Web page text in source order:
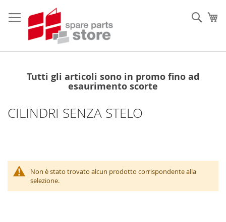
al
contenuto
Tutti gli articoli sono in promo fino ad
esaurimento scorte
CILINDRI SENZA STELO
Non è stato trovato alcun prodotto corrispondente alla
selezione.